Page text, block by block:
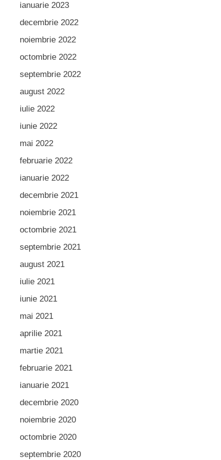
ianuarie 2023
decembrie 2022
noiembrie 2022
octombrie 2022
septembrie 2022
august 2022
iulie 2022
iunie 2022
mai 2022
februarie 2022
ianuarie 2022
decembrie 2021
noiembrie 2021
octombrie 2021
septembrie 2021
august 2021
iulie 2021
iunie 2021
mai 2021
aprilie 2021
martie 2021
februarie 2021
ianuarie 2021
decembrie 2020
noiembrie 2020
octombrie 2020
septembrie 2020